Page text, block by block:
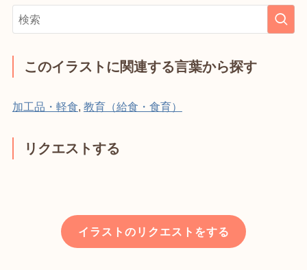
このイラストに関連する言葉から探す
加工品・軽食, 教育（給食・食育）
リクエストする
イラストのリクエストをする